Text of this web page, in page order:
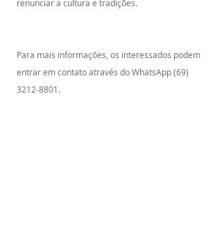
renunciar a cultura e tradições.
Para mais informações, os interessados podem
entrar em contato através do WhatsApp (69)
3212-8801.